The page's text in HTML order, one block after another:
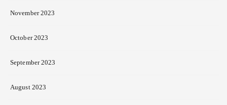
November 2023
October 2023
September 2023
August 2023